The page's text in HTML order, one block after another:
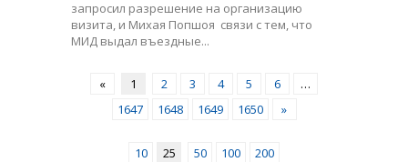
запросил разрешение на организацию
визита, и Михая Попшоя связи с тем, что
МИД выдал въездные...
« 1 2 3 4 5 6
…
1647
1648 1649 1650 »
10 25 50 100 200